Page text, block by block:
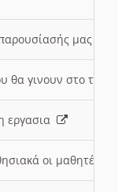
μας
θα γινουν στο
εργασια
οι μαθητές/